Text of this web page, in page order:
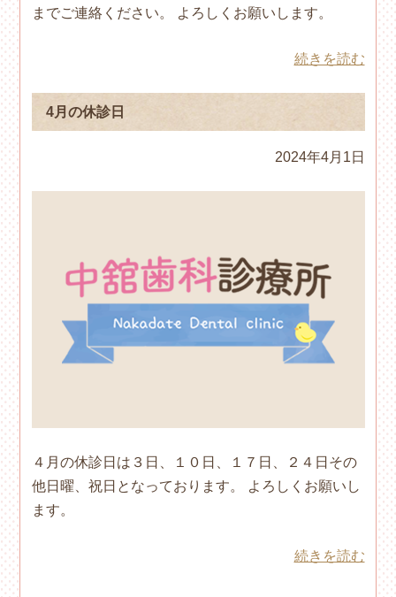
までご連絡ください。 よろしくお願いします。
続きを読む
4月の休診日
2024年4月1日
４月の休診日は３日、１０日、１７日、２４日その
他日曜、祝日となっております。 よろしくお願いし
ます。
続きを読む